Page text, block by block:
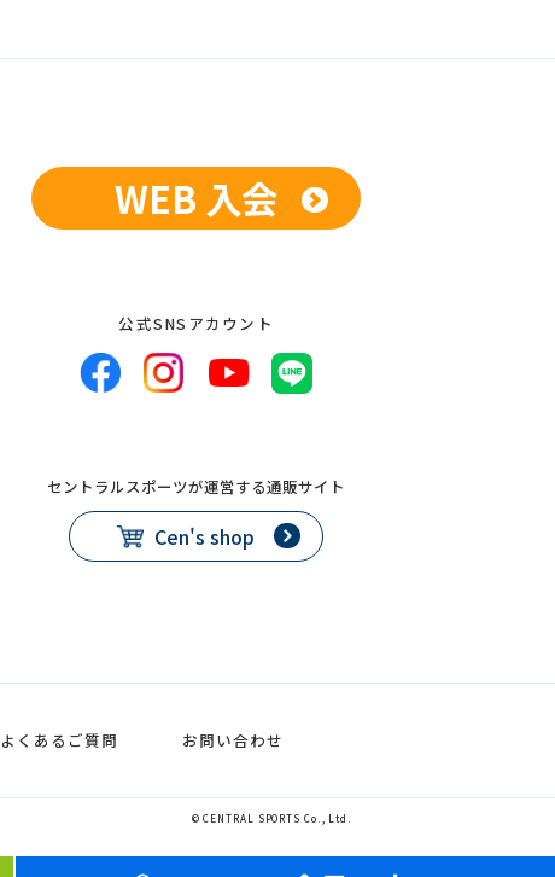
WEB 入会
公式SNSアカウント
セントラルスポーツが運営する通販サイト
Cen's shop
よくあるご質問 お問い合わせ
© CENTRAL SPORTS Co., Ltd.